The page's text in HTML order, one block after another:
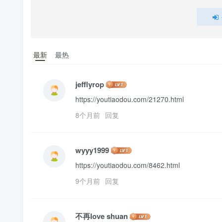
最新 最热
jefflyrop
https://youtiaodou.com/21270.html
8个月前 回复
wyyy1999
https://youtiaodou.com/8462.html
9个月前 回复
不再love shuan